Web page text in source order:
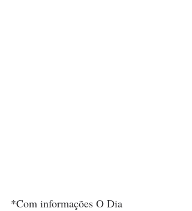
*Com informações O Dia